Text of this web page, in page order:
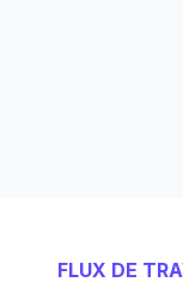
FLUX DE